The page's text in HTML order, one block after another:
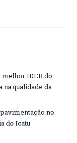
IDEB do
na qualidade da
no
do Icatu